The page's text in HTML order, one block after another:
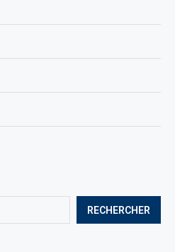
RECHERCHER